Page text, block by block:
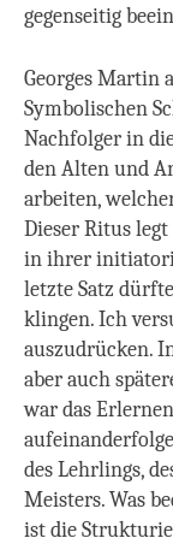
gegenseitig
Georges Martin
Symbolischen
Nachfolger in
den Alten und
arbeiten,
Dieser Ritus
in ihrer
letzte Satz
klingen. Ich
auszudrücken.
aber auch
war das
des Lehrlings,
Meisters.Was
ist die